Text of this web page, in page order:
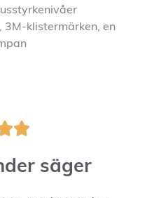
3M-klistermärken, en

säger